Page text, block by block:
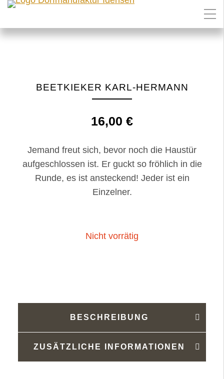
BEETKIEKER KARL-HERMANN
16,00 €
Jemand freut sich, bevor noch die Haustür
aufgeschlossen ist. Er guckt so fröhlich in die
Runde, es ist ansteckend! Jeder ist ein
Einzelner.
Nicht vorrätig
BESCHREIBUNG
ZUSÄTZLICHE INFORMATIONEN